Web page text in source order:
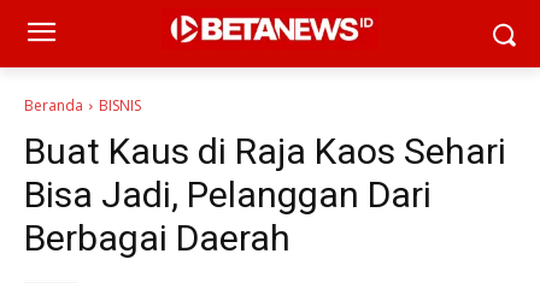
Beranda BISNIS
Buat Kaus di Raja Kaos Sehari
Bisa Jadi, Pelanggan Dari
Berbagai Daerah